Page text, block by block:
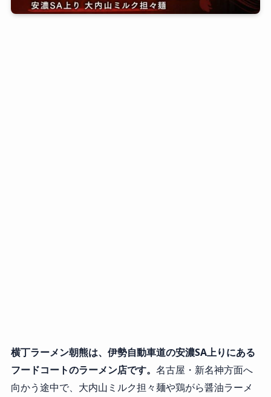
横丁ラーメン朝熊は、伊勢自動車道の安濃SA上りにある
フードコートのラーメン店です。 名古屋・新名神方面へ
向かう途中で、大内山ミルク担々麺や鶏がら醤油ラーメ